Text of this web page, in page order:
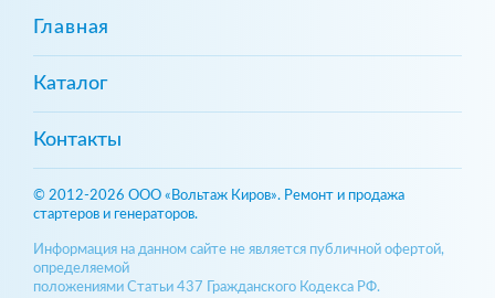
Главная
Каталог
Контакты
© 2012-2026 ООО «Вольтаж Киров». Ремонт и продажа
стартеров и генераторов.
Информация на данном сайте не является публичной офертой,
определяемой
положениями Статьи 437 Гражданского Кодекса РФ.